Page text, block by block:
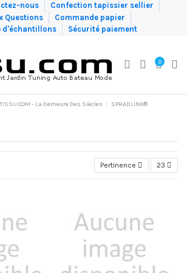
nous
Confection tapissier sellier
Questions
Commande papier
d'échantillons
Sécurité paiement
0
- La Demeure Des Siècles SPRADLING®
Pertinence 23